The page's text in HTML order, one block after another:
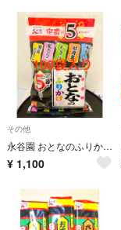
その他
永谷園 おとなのふりかけ 5種 100袋入 個包装 大容量
¥ 1,100